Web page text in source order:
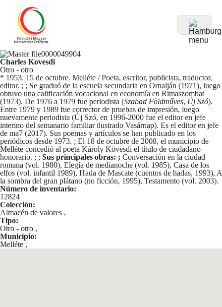
Charles Kovesdi
Otro - otro
* 1953. 15 de octubre. Melléte / Poeta, escritor, publicista, traductor,
editor. ; ; Se graduó de la escuela secundaria en Ornalján (1971), luego
obtuvo una calificación vocacional en economía en Rimaszombat
(1973). De 1976 a 1979 fue periodista (Szabad Földműves, Új Szó).
Entre 1979 y 1989 fue corrector de pruebas de impresión, luego
nuevamente periodista (Új Szó, en 1996-2000 fue el editor en jefe
interino del semanario familiar ilustrado Vasárnap). Es el editor en jefe
de ma7 (2017). Sus poemas y artículos se han publicado en los
periódicos desde 1973. ; El 18 de octubre de 2008, el municipio de
Melléte concedió al poeta Károly Kövesdi el título de ciudadano
honorario. ; ; Sus principales obras: ; Conversación en la ciudad
romana (vol. 1980), Elegía de medianoche (vol. 1985), Casa de los
elfos (vol. infantil 1989), Hada de Mascate (cuentos de hadas, 1993), A
la sombra del gran plátano (no ficción, 1995), Testamento (vol. 2003).
Número de inventario:
12824
Colección:
Almacén de valores ,
Tipo:
Otro - otro ,
Municipio:
Melléte ,